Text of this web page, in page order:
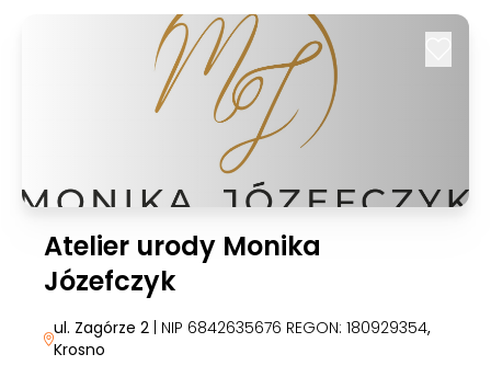
Atelier urody Monika
Józefczyk
ul. Zagórze 2 | NIP 6842635676 REGON: 180929354,
Krosno